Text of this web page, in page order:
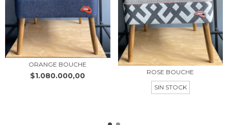
ORANGE BOUCHE
$1.080.000,00
ROSE BOUCHE
SIN STOCK